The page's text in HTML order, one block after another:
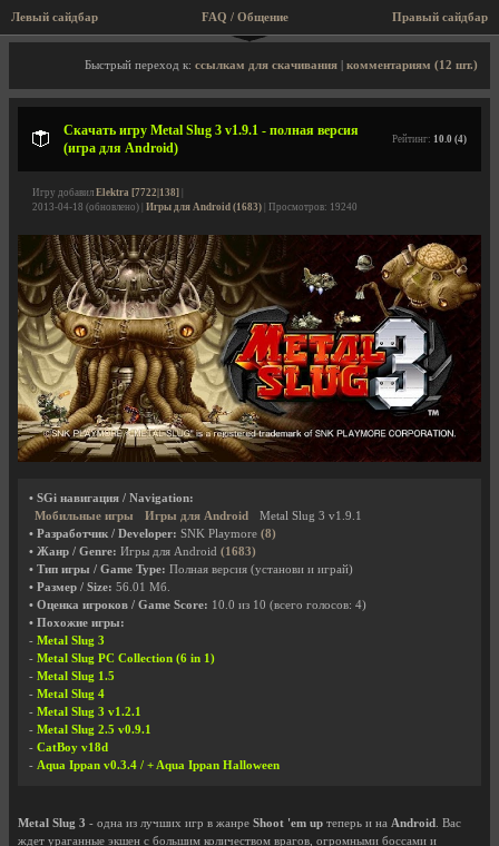
Левый сайдбар Правый сайдбар
FAQ / Общение
Описание игры, скриншоты, видео
Быстрый переход к: ссылкам для скачивания комментариям (12 шт.)
Скачать игру Metal Slug 3 v1.9.1 - полная версия
(игра для Android)
Рейтинг: 10.0 (4)
Игру добавил Elektra [7722|138]
2013-04-18 (обновлено) | Игры для Android (1683) | Просмотров: 19240
• SGi навигация / Navigation:
Мобильные игры
Игры для Android
Metal Slug 3 v1.9.1
• Разработчик / Developer: SNK Playmore (8)
• Жанр / Genre: Игры для Android (1683)
• Тип игры / Game Type: Полная версия (установи и играй)
• Размер / Size: 56.01 Мб.
• Оценка игроков / Game Score: 10.0 из 10 (всего голосов: 4)
• Похожие игры:
- Metal Slug 3
- Metal Slug PC Collection (6 in 1)
- Metal Slug 1.5
- Metal Slug 4
- Metal Slug 3 v1.2.1
- Metal Slug 2.5 v0.9.1
- CatBoy v18d
- Aqua Ippan v0.3.4 / + Aqua Ippan Halloween
Metal Slug 3 - одна из лучших игр в жанре Shoot 'em up теперь и на Android
. Вас
ждет ураганные экшен с большим количеством врагов, огромными боссами и